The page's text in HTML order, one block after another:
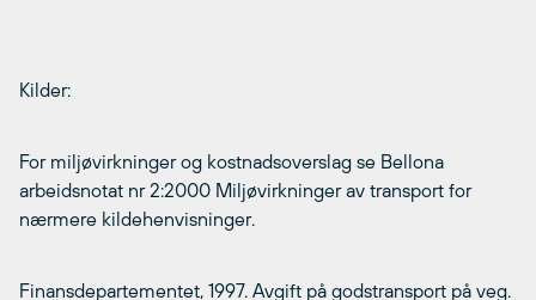
Kilder:
For miljøvirkninger og kostnadsoverslag se Bellona
arbeidsnotat nr 2:2000 Miljøvirkninger av transport for
nærmere kildehenvisninger.
Finansdepartementet, 1997. Avgift på godstransport på veg.